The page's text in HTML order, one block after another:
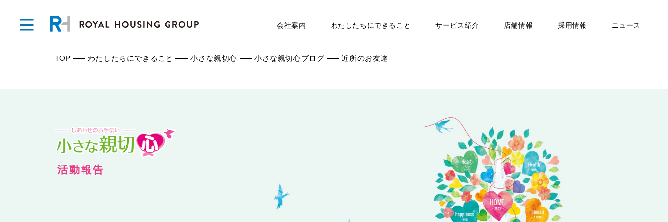
会社案内 わたしたちにできること サービス紹介 店舗情報 採用情報 ニュース
TOP わたしたちにできること 小さな親切心 小さな親切心ブログ 近所のお友達
活動報告